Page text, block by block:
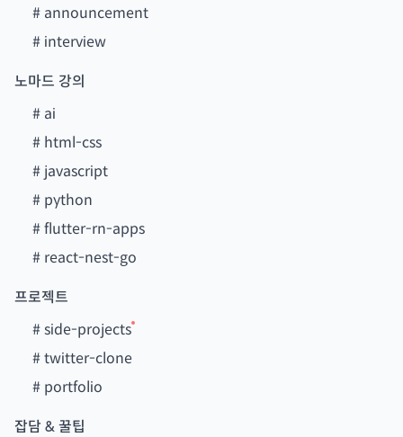
# announcement
# interview
노마드 강의
# ai
# html-css
# javascript
# python
#flutter-rn-apps
# react-nest-go
프로젝트
#side-projects
#twitter-clone
# portfolio
잡담 & 꿀팁